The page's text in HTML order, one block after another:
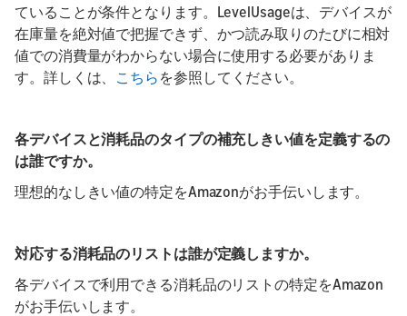
ていることが条件となります。LevelUsageは、デバイスが
在庫量を絶対値で把握できず、かつ読み取りのたびに相対
値での消費量がわからない場合に使用する必要がありま
す。詳しくは、 こちら を参照してください。
各デバイスと消耗品のタイプの補充しきい値を定義するの
は誰ですか。
理想的なしきい値の特定をAmazonがお手伝いします。
対応する消耗品のリストは誰が定義しますか。
各デバイスで利用できる消耗品のリストの特定をAmazon
がお手伝いします。